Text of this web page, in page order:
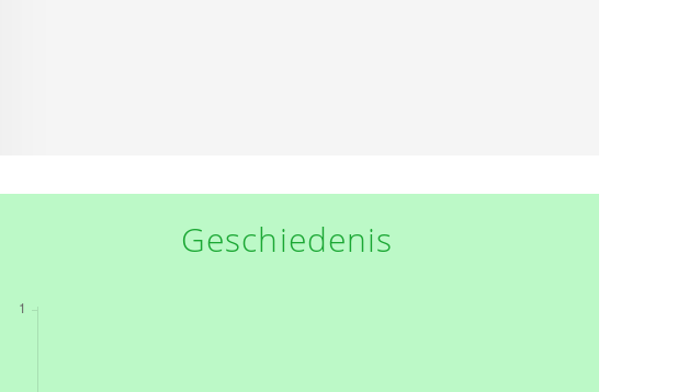
Geschiedenis